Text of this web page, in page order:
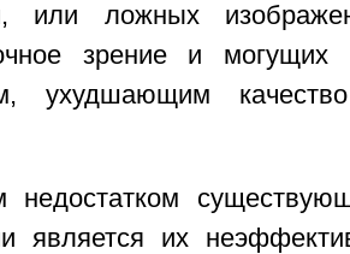
или ложных
зрение и могущих
ухудшающим
недостатком
является их